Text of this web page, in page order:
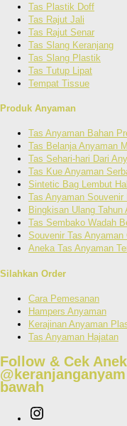
Tas Plastik Doff
Tas Rajut Jali
Tas Rajut Senar
Tas Slang Keranjang
Tas Slang Plastik
Tas Tutup Lipat
Tempat Tissue
Produk Anyaman
Tas Anyaman Bahan
Tas Belanja Anyaman
Tas Sehari-hari Dari
Tas Kue Anyaman
Sintetic Bag Lembut
Tas Anyaman
Bingkisan Ulang
Tas Sembako Wadah
Souvenir Tas
Aneka Tas Anyaman
Silahkan Order
Cara Pemesanan
Hampers Anyaman
Kerajinan Anyaman
Tas Anyaman Hajatan
Follow & Cek
@keranjanganyam
bawah